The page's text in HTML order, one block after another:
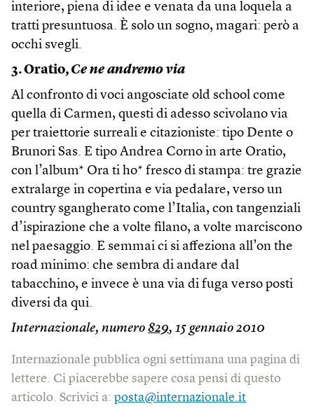
interiore, piena di idee e venata da una loquela a
tratti presuntuosa. È solo un sogno, magari: però a
occhi svegli.
3. Oratio, Ce ne andremo via
Al confronto di voci angosciate old school come
quella di Carmen, questi di adesso scivolano via
per traiettorie surreali e citazioniste: tipo Dente o
Brunori Sas. E tipo Andrea Corno in arte Oratio,
con l’album* Ora ti ho* fresco di stampa: tre grazie
extralarge in copertina e via pedalare, verso un
country sgangherato come l’Italia, con tangenziali
d’ispirazione che a volte filano, a volte marciscono
nel pae­saggio. E semmai ci si affeziona all’on the
road minimo: che sembra di andare dal
tabacchino, e invece è una via di fuga verso posti
diversi da qui.
Internazionale, numero 829, 15 gennaio 2010
Internazionale pubblica ogni settimana una pagina di
lettere. Ci piacerebbe sapere cosa pensi di questo
articolo. Scrivici a: posta@internazionale.it